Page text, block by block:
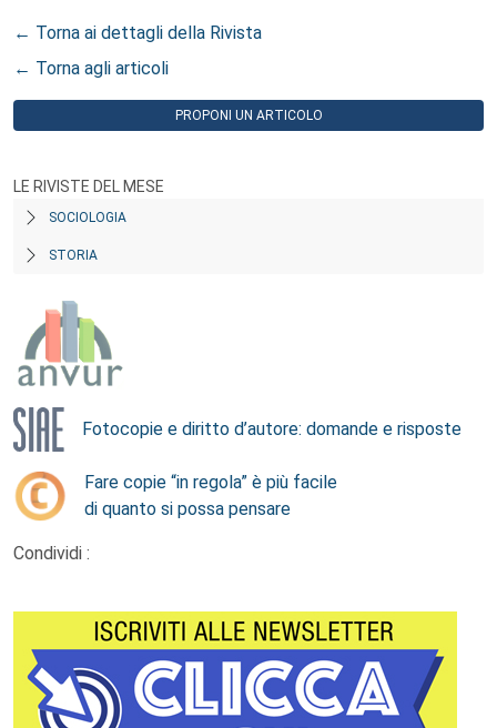
← Torna ai dettagli della Rivista
← Torna agli articoli
PROPONI UN ARTICOLO
LE RIVISTE DEL MESE
SOCIOLOGIA
STORIA
Fotocopie e diritto d’autore: domande e risposte
Fare copie “in regola” è più facile
di quanto si possa pensare
Condividi :